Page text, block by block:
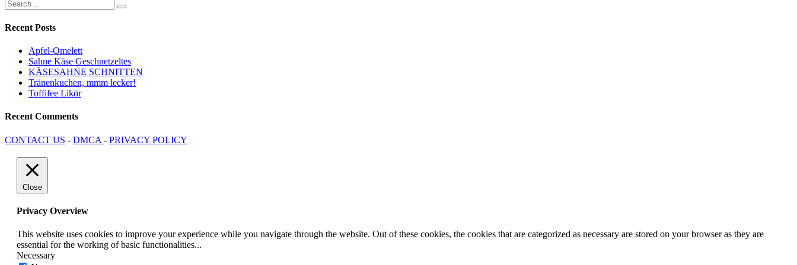
Recent Posts
Apfel-Omelett
Sahne Käse Geschnetzeltes
KÄSESAHNE SCHNITTEN
Tränenkuchen, mmm lecker!
Toffifee Likör
Recent Comments
CONTACT US - DMCA - PRIVACY POLICY
Close
Privacy Overview
This website uses cookies to improve your experience while you navigate through the website. Out of these cookies, the cookies that are categorized as necessary are stored on your browser as they are
essential for the working of basic functionalities...
Necessary